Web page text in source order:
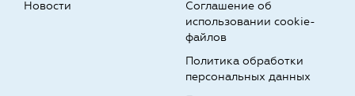
Новости
Соглашение об
использовании cookie-
файлов
Политика обработки
персональных данных